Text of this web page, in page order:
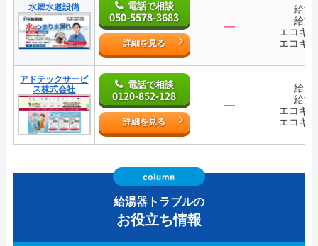
水郷水道設備 電話で相談
050-5578-3683
詳細を見る
―
給湯
給湯
エコキ
エコキ
アドテックサービ
ス株式会社
電話で相談
0120-852-128
詳細を見る
―
給湯
給湯
エコキ
エコキ
給湯器トラブルの
お役立ち情報